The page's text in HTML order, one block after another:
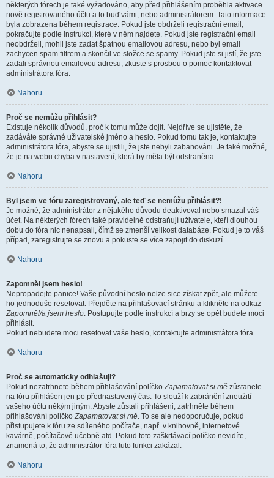
některých fórech je také vyžadováno, aby před přihlášením proběhla aktivace
nově registrovaného účtu a to buď vámi, nebo administrátorem. Tato informace
byla zobrazena během registrace. Pokud jste obdrželi registrační email,
pokračujte podle instrukcí, které v něm najdete. Pokud jste registrační email
neobdrželi, mohli jste zadat špatnou emailovou adresu, nebo byl email
zachycen spam filtrem a skončil ve složce se spamy. Pokud jste si jistí, že jste
zadali správnou emailovou adresu, zkuste s prosbou o pomoc kontaktovat
administrátora fóra.
Nahoru
Proč se nemůžu přihlásit?
Existuje několik důvodů, proč k tomu může dojít. Nejdříve se ujistěte, že
zadáváte správné uživatelské jméno a heslo. Pokud tomu tak je, kontaktujte
administrátora fóra, abyste se ujistili, že jste nebyli zabanováni. Je také možné,
že je na webu chyba v nastavení, která by měla být odstraněna.
Nahoru
Byl jsem ve fóru zaregistrovaný, ale teď se nemůžu přihlásit?!
Je možné, že administrátor z nějakého důvodu deaktivoval nebo smazal váš
účet. Na některých fórech také pravidelně odstraňují uživatele, kteří dlouhou
dobu do fóra nic nenapsali, čímž se zmenší velikost databáze. Pokud je to váš
případ, zaregistrujte se znovu a pokuste se více zapojit do diskuzí.
Nahoru
Zapomněl jsem heslo!
Nepropadejte panice! Vaše původní heslo nelze sice získat zpět, ale můžete
ho jednoduše resetovat. Přejděte na přihlašovací stránku a klikněte na odkaz
Zapomněl/a jsem heslo. Postupujte podle instrukcí a brzy se opět budete moci
přihlásit.
Pokud nebudete moci resetovat vaše heslo, kontaktujte administrátora fóra.
Nahoru
Proč se automaticky odhlašuji?
Pokud nezatrhnete během přihlašování políčkoZapamatovat si mě zůstanete
na fóru přihlášen jen po přednastavený čas. To slouží k zabránění zneužití
vašeho účtu někým jiným. Abyste zůstali přihlášeni, zatrhněte během
přihlašování políčkoZapamatovat si mě. To se ale nedoporučuje, pokud
přistupujete k fóru ze sdíleného počítače, např. v knihovně, internetové
kavárně, počítačové učebně atd. Pokud toto zaškrtávací políčko nevidíte,
znamená to, že administrátor fóra tuto funkci zakázal.
Nahoru